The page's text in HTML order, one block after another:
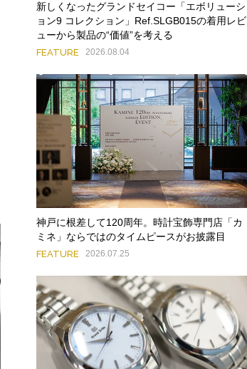
新しくなったグランドセイコー「エボリューシ
ョン9 コレクション」Ref.SLGB015の着用レビ
ューから製品の“価値”を考える
FEATURE 2026.08.04
神戸に根差して120周年。時計宝飾専門店「カ
ミネ」ならではのタイムピースがお披露目
FEATURE 2026.07.25